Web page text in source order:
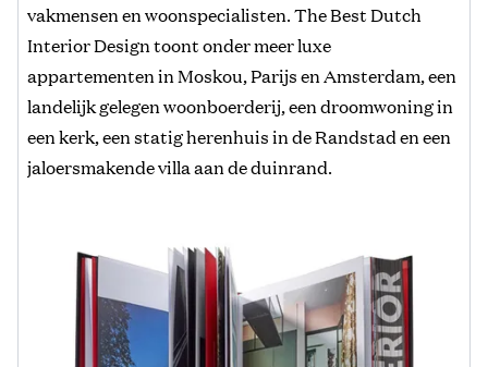
vakmensen en woonspecialisten. The Best Dutch
Interior Design toont onder meer luxe
appartementen in Moskou, Parijs en Amsterdam, een
landelijk gelegen woonboerderij, een droomwoning in
een kerk, een statig herenhuis in de Randstad en een
jaloersmakende villa aan de duinrand.